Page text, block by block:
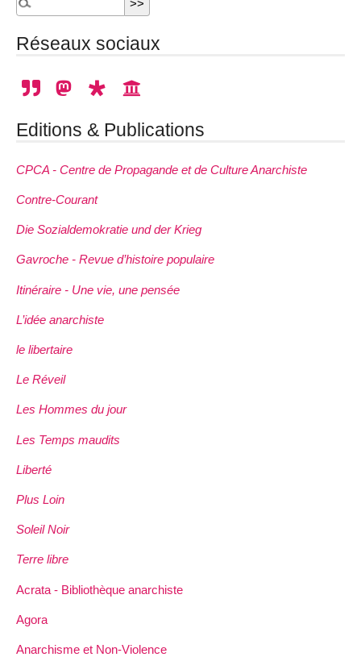
Réseaux sociaux
Editions & Publications
CPCA - Centre de Propagande et de Culture Anarchiste
Contre-Courant
Die Sozialdemokratie und der Krieg
Gavroche - Revue d’histoire populaire
Itinéraire - Une vie, une pensée
L’idée anarchiste
le libertaire
Le Réveil
Les Hommes du jour
Les Temps maudits
Liberté
Plus Loin
Soleil Noir
Terre libre
Acrata - Bibliothèque anarchiste
Agora
Anarchisme et Non-Violence